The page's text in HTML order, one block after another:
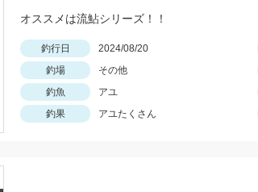
オススメは流鮎シリーズ！！
釣行日 2024/08/20
釣場
その他
釣魚
アユ
釣果
アユたくさん